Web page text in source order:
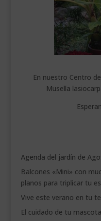
En nuestro Centro
Musella
Agenda del jardín de
Balcones «Mini» con
planos para triplicar tu
Vive este verano en tu
El cuidado de tu